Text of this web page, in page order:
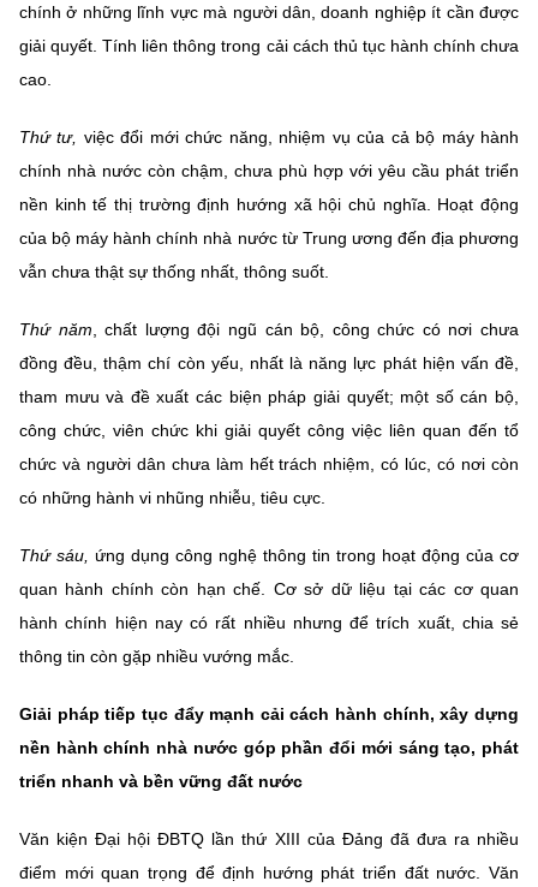
chính ở những lĩnh vực mà người dân, doanh nghiệp ít cần được
giải quyết. Tính liên thông trong cải cách thủ tục hành chính chưa
cao.
Thứ tư, việc đổi mới chức năng, nhiệm vụ của cả bộ máy hành
chính nhà nước còn chậm, chưa phù hợp với yêu cầu phát triển
nền kinh tế thị trường định hướng xã hội chủ nghĩa. Hoạt động
của bộ máy hành chính nhà nước từ Trung ương đến địa phương
vẫn chưa thật sự thống nhất, thông suốt.
Thứ năm , chất lượng đội ngũ cán bộ, công chức có nơi chưa
đồng đều, thậm chí còn yếu, nhất là năng lực phát hiện vấn đề,
tham mưu và đề xuất các biện pháp giải quyết; một số cán bộ,
công chức, viên chức khi giải quyết công việc liên quan đến tổ
chức và người dân chưa làm hết trách nhiệm, có lúc, có nơi còn
có những hành vi nhũng nhiễu, tiêu cực.
Thứ sáu, ứng dụng công nghệ thông tin trong hoạt động của cơ
quan hành chính còn hạn chế. Cơ sở dữ liệu tại các cơ quan
hành chính hiện nay có rất nhiều nhưng để trích xuất, chia sẻ
thông tin còn gặp nhiều vướng mắc.
Giải pháp tiếp tục đẩy mạnh cải cách hành chính, xây dựng
nền hành chính nhà nước góp phần đổi mới sáng tạo, phát
triển nhanh và bền vững đất nước
Văn kiện Đại hội ĐBTQ lần thứ XIII của Đảng đã đưa ra nhiều
điểm mới quan trọng để định hướng phát triển đất nước. Văn